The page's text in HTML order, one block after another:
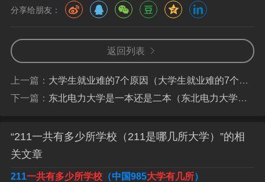
机会。对于一些地理位置不具备优势的211大学，分数线会
全国211大学共有113所，北京有26所、上海有9所、天津
一共有116个211大学。211是国家面向21世纪、重点建设1
00所左右的高等学校和一批重点学科的建设工程，211就
是这个工程代号，目前一共有116所。
分享给朋友：
返回列表
上一篇： 大学生就业难的7个原因（大学生就业难的7个原因分析）
下一篇： 东北电力大学是一本还是二本（东北电力大学是一本还是二本分数线）
“211一共有多少所学校（211是哪几所大学）”的相
关文章
211一共有多少所学校 （中国985大学有几所）